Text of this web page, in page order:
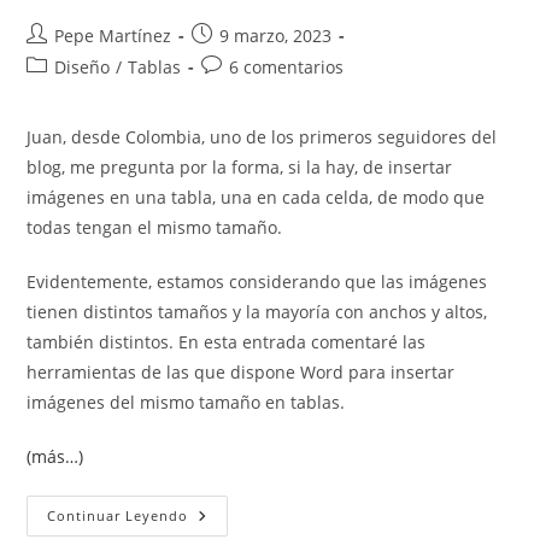
Autor
de
Pepe Martínez
Publicación
de
9 marzo, 2023
Categoría
entrada:
Diseño / Tablas
Comentarios
entrada:
6 comentarios
Juan, desde Colombia, uno de los primeros seguidores del
blog, me pregunta por la forma, si la hay, de insertar
imágenes en una tabla, una en cada celda, de modo que
todas tengan el mismo tamaño.
Evidentemente, estamos considerando que las imágenes
tienen distintos tamaños y la mayoría con anchos y altos,
también distintos. En esta entrada comentaré las
herramientas de las que dispone Word para insertar
imágenes del mismo tamaño en tablas.
(más…)
Continuar Leyendo Insertar
Imágenes